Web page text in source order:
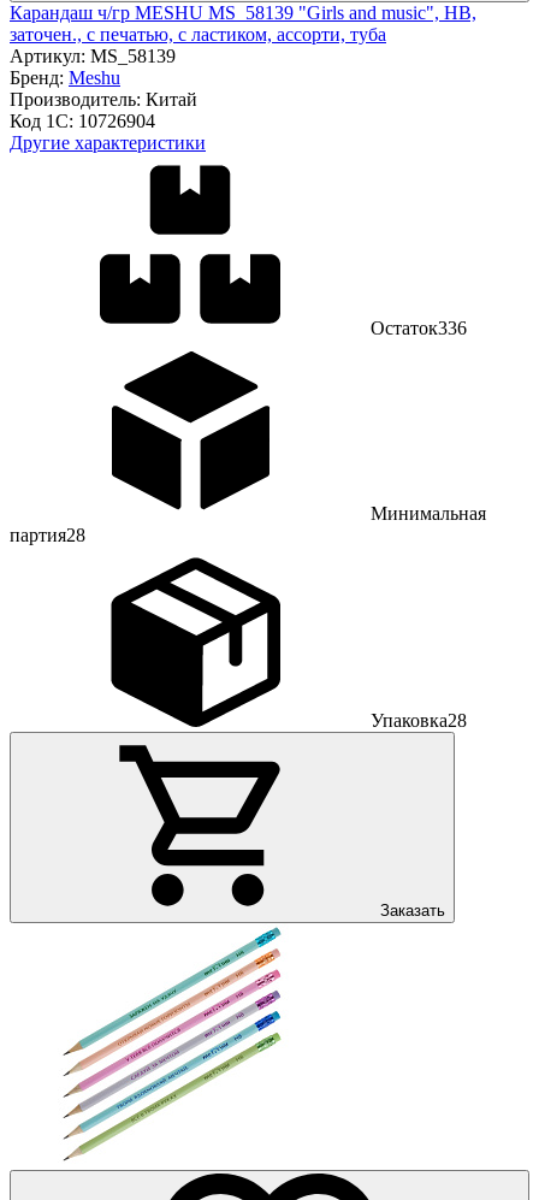
Карандаш ч/гр MESHU MS_58139 "Girls and music", HB,
заточен., с печатью, с ластиком, ассорти, туба
Артикул: MS_58139
Бренд: Meshu
Производитель: Китай
Код 1С: 10726904
Другие характеристики
Остаток336
Минимальная
партия28
Упаковка28
Заказать